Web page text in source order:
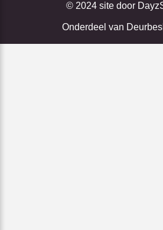
© 2024 site door
Onderdeel van